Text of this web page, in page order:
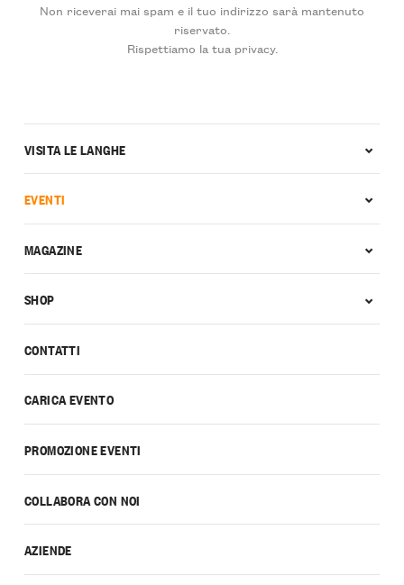
Non riceverai mai spam e il tuo indirizzo sarà mantenuto
riservato.
Rispettiamo la tua privacy.
CONTATTI
CARICA EVENTO
PROMOZIONE EVENTI
COLLABORA CON NOI
AZIENDE
VISITA LE LANGHE
EVENTI
MAGAZINE
SHOP